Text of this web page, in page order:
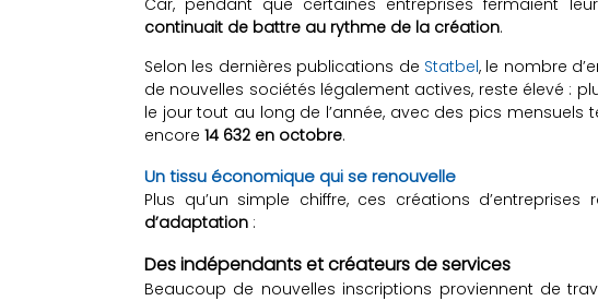
Car, pendant que certaines entreprises fermaient
continuait de battre au rythme de la création.
Selon les dernières publications de Statbel, le nombre
de nouvelles sociétés légalement actives, reste élevé :
le jour tout au long de l’année, avec des pics mensuels
encore 14 632 en octobre.
Un tissu économique qui se renouvelle
Plus qu’un simple chiffre, ces créations
d’adaptation :
Des indépendants et créateurs de services
Beaucoup de nouvelles inscriptions proviennent de